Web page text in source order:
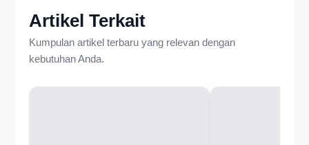
Artikel Terkait
Kumpulan artikel terbaru yang relevan dengan
kebutuhan Anda.